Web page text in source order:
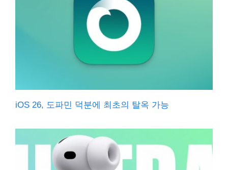
iOS 26, 도파민 덕분에 최초의 탈옥 가능